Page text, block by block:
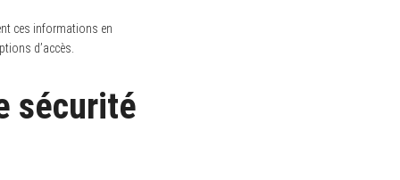
ces informations en
d’accès.
sécurité